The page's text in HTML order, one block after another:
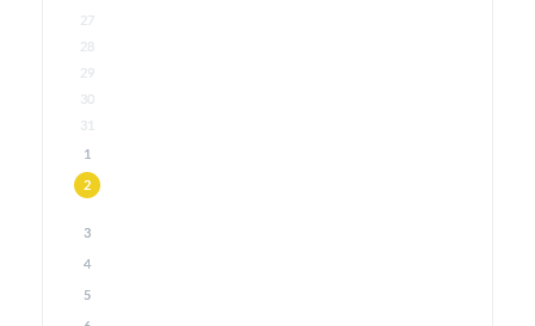
27
28
29
30
31
1
2
3
4
5